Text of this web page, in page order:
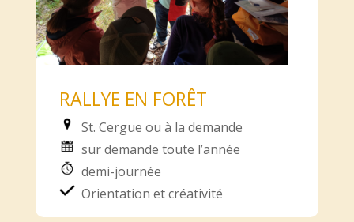
RALLYE EN FORÊT
St. Cergue ou à la demande
sur demande toute l’année
demi-journée
Orientation et créativité